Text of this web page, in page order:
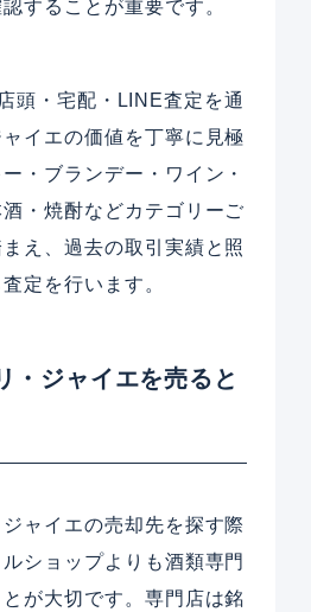
することが重要です。
頭・宅配・LINE査定を通
イエの価値を丁寧に見極
・ブランデー・ワイン・
・焼酎などカテゴリーご
え、過去の取引実績と照
定を行います。
・ジャイエを売ると
ャイエの売却先を探す際
ショップよりも酒類専門
が大切です。専門店は銘